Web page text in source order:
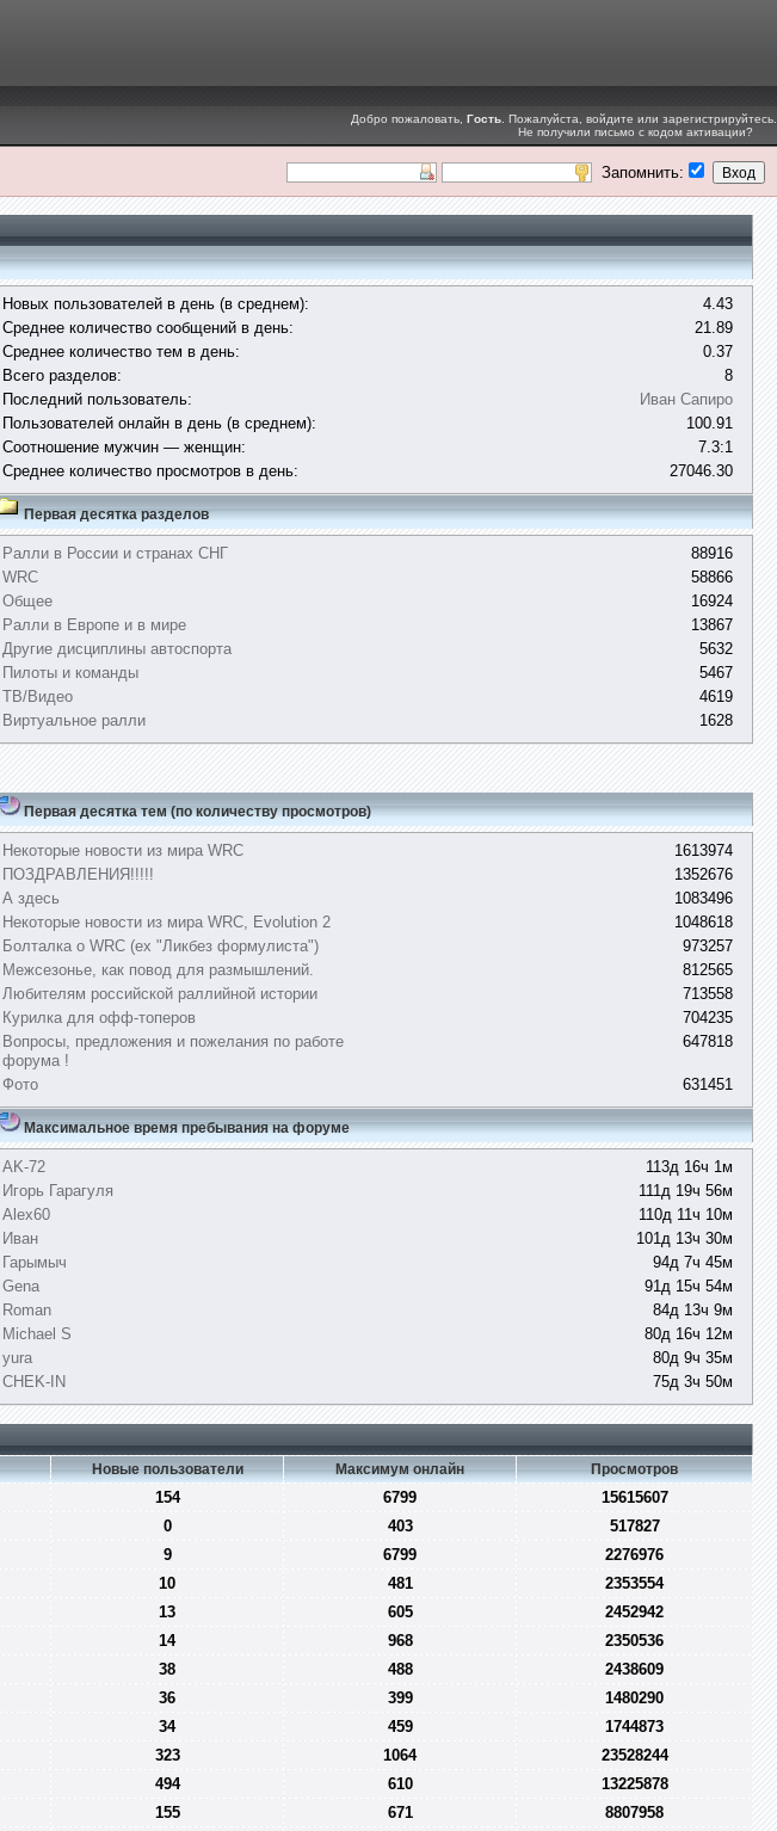
Добро пожаловать, Гость . Пожалуйста, войдите или зарегистрируйтесь
Не получили письмо с кодом активации?
Запомнить:
Новых пользователей в день (в среднем):
4.43
Среднее количество сообщений в день:
21.89
Среднее количество тем в день:
0.37
Всего разделов:
8
Последний пользователь:
Иван Сапиро
Пользователей онлайн в день (в среднем):
100.91
Соотношение мужчин — женщин:
7.3:1
Среднее количество просмотров в день:
27046.30
Первая десятка разделов
Ралли в России и странах СНГ
88916
WRC
58866
Общее
16924
Ралли в Европе и в мире
13867
Другие дисциплины автоспорта
5632
Пилоты и команды
5467
ТВ/Видео
4619
Виртуальное ралли
1628
Первая десятка тем (по количеству просмотров)
Некоторые новости из мира WRC
1613974
ПОЗДРАВЛЕНИЯ!!!!!
1352676
А здесь
1083496
Некоторые новости из мира WRC, Evolution 2
1048618
Болталка о WRC (ex "Ликбез формулиста")
973257
Межсезонье, как повод для размышлений.
812565
Любителям российской раллийной истории
713558
Курилка для офф-топеров
704235
Вопросы, предложения и пожелания по работе
форума !
647818
Фото 631451
Максимальное время пребывания на форуме
AK-72
113д 16ч 1м
Игорь Гарагуля
111д 19ч 56м
Alex60
110д 11ч 10м
Иван
101д 13ч 30м
Гарымыч
94д 7ч 45м
Gena
91д 15ч 54м
Roman
84д 13ч 9м
Michael S
80д 16ч 12м
yura
80д 9ч 35м
CHEK-IN
75д 3ч 50м
Новые пользователи Максимум онлайн Просмотров
154 6799
15615607
0 403
517827
9 6799
2276976
10 481
2353554
13 605
2452942
14 968
2350536
38 488
2438609
36 399
1480290
34 459
1744873
323 1064
23528244
494 610
13225878
155 671
8807958